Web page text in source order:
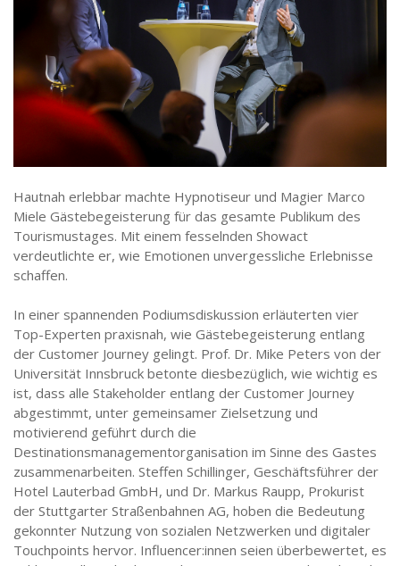
Hautnah erlebbar machte Hypnotiseur und Magier Marco
Miele Gästebegeisterung für das gesamte Publikum des
Tourismustages. Mit einem fesselnden Showact
verdeutlichte er, wie Emotionen unvergessliche Erlebnisse
schaffen.
In einer spannenden Podiumsdiskussion erläuterten vier
Top-Experten praxisnah, wie Gästebegeisterung entlang
der Customer Journey gelingt. Prof. Dr. Mike Peters von der
Universität Innsbruck betonte diesbezüglich, wie wichtig es
ist, dass alle Stakeholder entlang der Customer Journey
abgestimmt, unter gemeinsamer Zielsetzung und
motivierend geführt durch die
Destinationsmanagementorganisation im Sinne des Gastes
zusammenarbeiten. Steffen Schillinger, Geschäftsführer der
Hotel Lauterbad GmbH, und Dr. Markus Raupp, Prokurist
der Stuttgarter Straßenbahnen AG, hoben die Bedeutung
gekonnter Nutzung von sozialen Netzwerken und digitaler
Touchpoints hervor. Influencer:innen seien überbewertet, es